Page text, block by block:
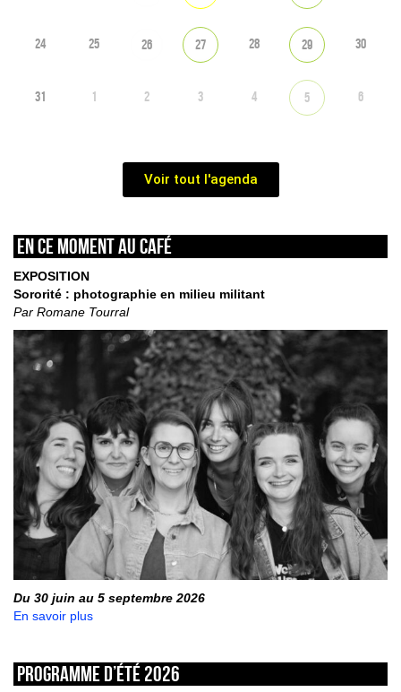
24 25 26 27 28 29 30
31 1 2 3 4 5 6
Voir tout l'agenda
En ce moment au café
EXPOSITION
Sororité : photographie en milieu militant
Par Romane Tourral
Du 30 juin au 5 septembre 2026
En savoir plus
Programme d’été 2026